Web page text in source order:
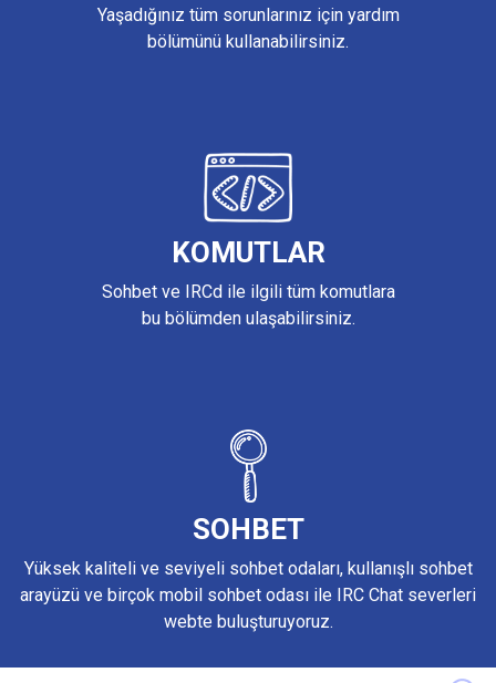
Yaşadığınız tüm sorunlarınız için yardım
bölümünü kullanabilirsiniz.
KOMUTLAR
Sohbet ve IRCd ile ilgili tüm komutlara
bu bölümden ulaşabilirsiniz.
SOHBET
Yüksek kaliteli ve seviyeli sohbet odaları, kullanışlı sohbet
arayüzü ve birçok mobil sohbet odası ile IRC Chat severleri
webte buluşturuyoruz.